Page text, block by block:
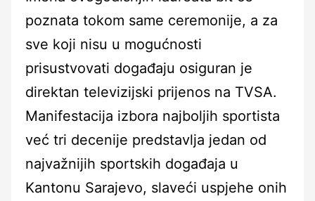
poznata tokom same ceremonije, a za
sve koji nisu u mogućnosti
prisustvovati događaju osiguran je
direktan televizijski prijenos na TVSA.
Manifestacija izbora najboljih sportista
već tri decenije predstavlja jedan od
najvažnijih sportskih događaja u
Kantonu Sarajevo, slaveći uspjehe onih